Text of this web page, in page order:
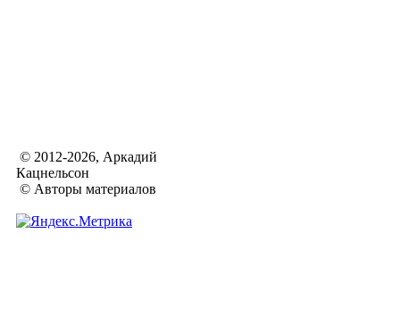
© 2012-2026, Аркадий
Кацнельсон
© Авторы материалов